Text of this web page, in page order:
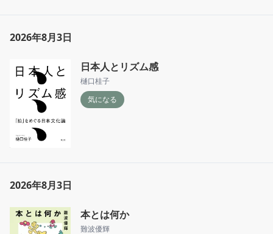
ん、念のため😌
2026年8月3日
日本人とリズム感
樋口桂子
気になる
2026年8月3日
本とは何か
難波優輝